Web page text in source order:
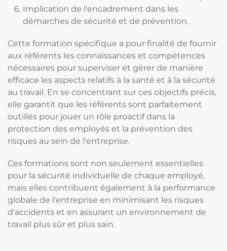
Implication de l'encadrement dans les
démarches de sécurité et de prévention.
Cette formation spécifique a pour finalité de fournir
aux référents les connaissances et compétences
nécessaires pour superviser et gérer de manière
efficace les aspects relatifs à la santé et à la sécurité
au travail. En se concentrant sur ces objectifs précis,
elle garantit que les référents sont parfaitement
outillés pour jouer un rôle proactif dans la
protection des employés et la prévention des
risques au sein de l'entreprise.
Ces formations sont non seulement essentielles
pour la sécurité individuelle de chaque employé,
mais elles contribuent également à la performance
globale de l'entreprise en minimisant les risques
d'accidents et en assurant un environnement de
travail plus sûr et plus sain.